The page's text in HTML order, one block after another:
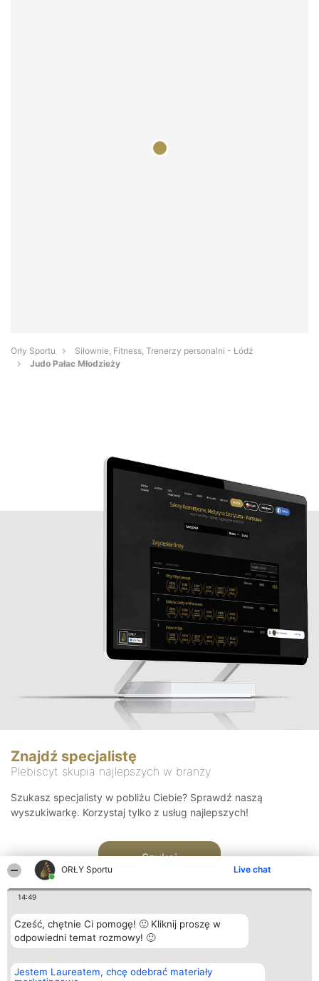
ORŁY Sportu Live chat
14:49
Cześć, chętnie Ci pomogę! 🙂 Kliknij proszę w
odpowiedni temat rozmowy! 🙂
Jestem Laureatem, chcę odebrać materiały
Orły Sportu
Siłownie, Fitness, Trenerzy personalni - Łódź
Judo Pałac Młodzieży
Znajdź specjalistę
Plebiscyt skupia najlepszych w branży
Szukasz specjalisty w pobliżu Ciebie? Sprawdź naszą
wyszukiwarkę. Korzystaj tylko z usług najlepszych!
Szukaj
Organizator plebiscytu
Bright Side Solutions sp. z o.
Plebiscyt
Laureaci
Kontakt
Kontakt